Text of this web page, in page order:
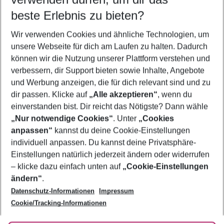
5-8 Nächte
2 Erwachsene Keine Kinder
Mehr Filter anzeigen
Footer
Footer navigation
Über uns
AGB
Bestpreisgarantie
Cookie-Einstellungen ändern
Cookie-Richtlinie
Agenturbetreuung
Barrierefreies Reisen
Folge uns
beste Erlebnis zu bieten?
Wir verwenden Cookies und ähnliche Technologien, um
unsere Webseite für dich am Laufen zu halten. Dadurch
können wir die Nutzung unserer Plattform verstehen und
verbessern, dir Support bieten sowie Inhalte, Angebote
und Werbung anzeigen, die für dich relevant sind und zu
dir passen. Klicke auf „Alle akzeptieren“, wenn du
einverstanden bist. Dir reicht das Nötigste? Dann wähle
„Nur notwendige Cookies“. Unter „Cookies
anpassen“ kannst du deine Cookie-Einstellungen
individuell anpassen. Du kannst deine Privatsphäre-
Einstellungen natürlich jederzeit ändern oder widerrufen
– klicke dazu einfach unten auf „Cookie-Einstellungen
ändern“.
Datenschutz-Informationen
Impressum
Cookie/Tracking-Informationen